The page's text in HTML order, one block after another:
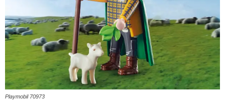
Playmobil 70973